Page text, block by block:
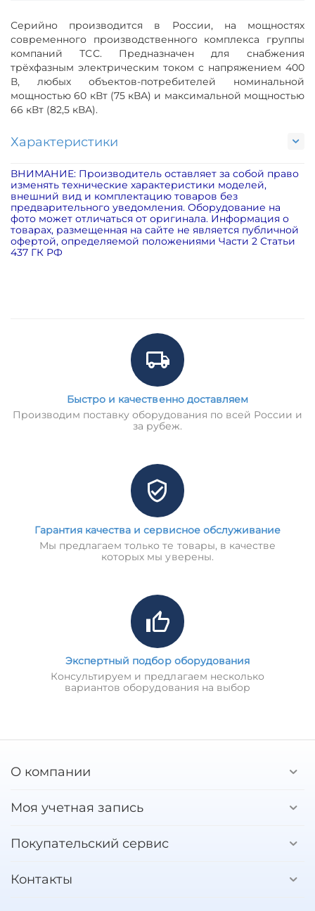
Серийно производится в России, на мощностях
современного производственного комплекса группы
компаний ТСС. Предназначен для снабжения
трёхфазным электрическим током с напряжением 400
В, любых объектов-потребителей номинальной
мощностью 60 кВт (75 кВА) и максимальной мощностью
66 кВт (82,5 кВА).
Характеристики
ВНИМАНИЕ: Производитель оставляет за собой право
изменять технические характеристики моделей,
внешний вид и комплектацию товаров без
предварительного уведомления. Оборудование на
фото может отличаться от оригинала. Информация о
товарах, размещенная на сайте не является публичной
офертой, определяемой положениями Части 2 Статьи
437 ГК РФ
Быстро и качественно доставляем
Производим поставку оборудования по всей России и
за рубеж.
Гарантия качества и сервисное обслуживание
Мы предлагаем только те товары, в качестве
которых мы уверены.
Экспертный подбор оборудования
Консультируем и предлагаем несколько
вариантов оборудования на выбор
О компании
Моя учетная запись
Покупательский сервис
Контакты